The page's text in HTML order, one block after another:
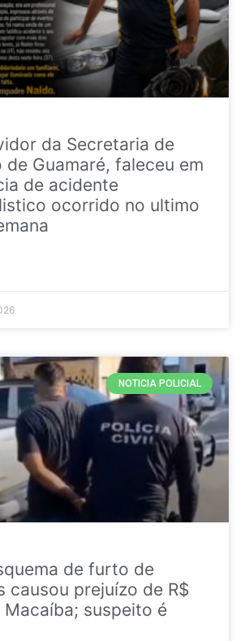
da Secretaria de
de Guamaré, faleceu em
de acidente
ocorrido no ultimo
NOTICIA POLICIAL
de furto de
causou prejuízo de R$
Macaíba; suspeito é